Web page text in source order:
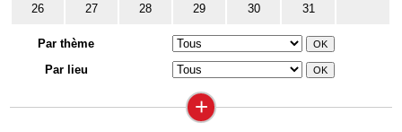
26 27 28 29 30 31
Par thème
Par lieu
+